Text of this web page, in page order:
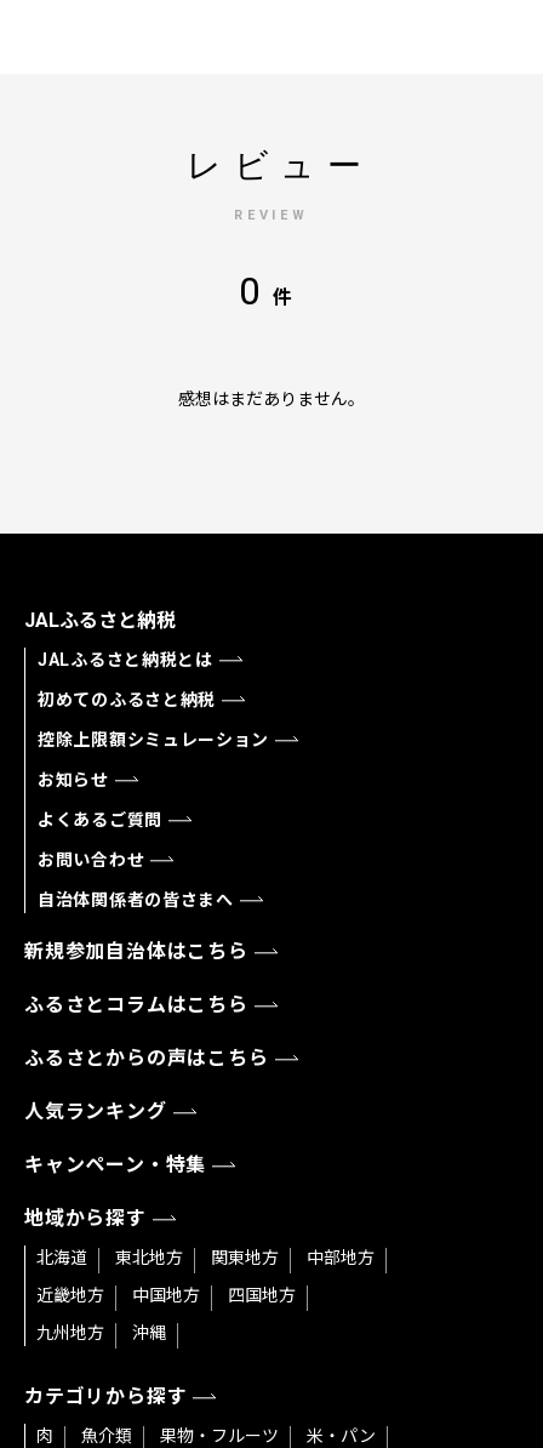
レビュー
REVIEW
0 件
感想はまだありません。
JALふるさと納税
JALふるさと納税とは
初めてのふるさと納税
控除上限額シミュレーション
お知らせ
よくあるご質問
お問い合わせ
自治体関係者の皆さまへ
新規参加自治体はこちら
ふるさとコラムはこちら
ふるさとからの声はこちら
人気ランキング
キャンペーン・特集
地域から探す
北海道 東北地方 関東地方
中部地方
近畿地方
中国地方
四国地方
九州地方
沖縄
カテゴリから探す
肉 魚介類 果物・フルーツ
米・パン